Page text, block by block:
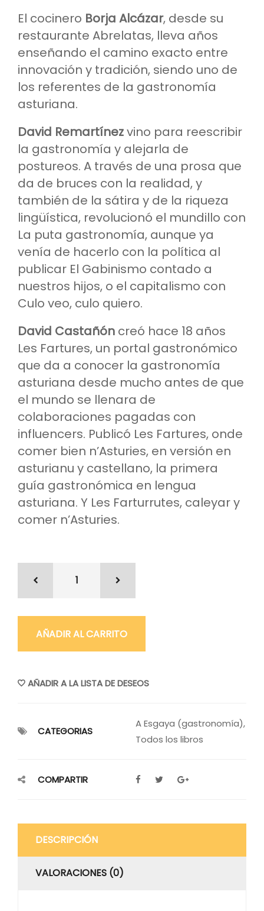
El cocinero Borja Alcázar, desde su
restaurante Abrelatas, lleva años
enseñando el camino exacto entre
innovación y tradición, siendo uno de
los referentes de la gastronomía
asturiana.
David Remartínezvino para reescribir
la gastronomía y alejarla de
postureos. A través de una prosa que
da de bruces con la realidad, y
también de la sátira y de la riqueza
lingüística, revolucionó el mundillo con
La puta gastronomía, aunque ya
venía de hacerlo con la política al
publicar El Gabinismo contado a
nuestros hijos, o el capitalismo con
Culo veo, culo quiero.
David Castañón creó hace 18 años
Les Fartures, un portal gastronómico
que da a conocer la gastronomía
asturiana desde mucho antes de que
el mundo se llenara de
colaboraciones pagadas con
influencers. Publicó Les Fartures, onde
comer bien n’Asturies, en versión en
asturianu y castellano, la primera
guía gastronómica en lengua
asturiana. Y Les Farturrutes, caleyar y
comer n’Asturies.
AÑADIR AL CARRITO
AÑADIR A LA LISTA DE DESEOS
CATEGORIAS
A Esgaya (gastronomía),
Todos los libros
COMPARTIR
DESCRIPCIÓN
VALORACIONES (0)